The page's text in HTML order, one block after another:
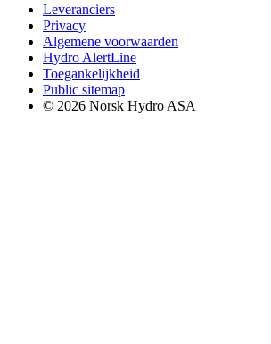
Leveranciers
Privacy
Algemene voorwaarden
Hydro AlertLine
Toegankelijkheid
Public sitemap
© 2026 Norsk Hydro ASA